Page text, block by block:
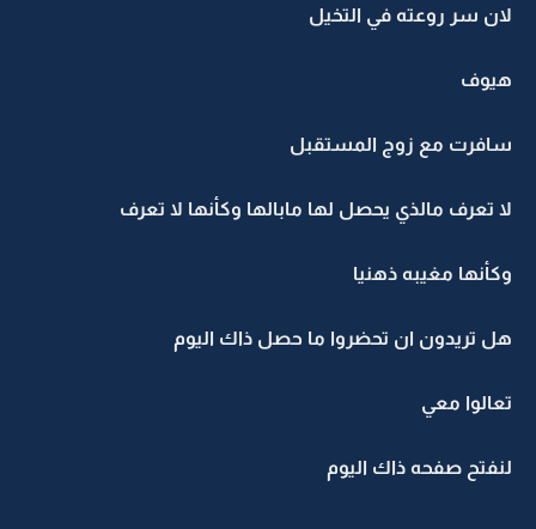
لان سر روعته في التخيل
هيوف
سافرت مع زوج المستقبل
لا تعرف مالذي يحصل لها مابالها وكأنها لا تعرف
وكأنها مغيبه ذهنيا
هل تريدون ان تحضروا ما حصل ذاك اليوم
تعالوا معي
لنفتح صفحه ذاك اليوم